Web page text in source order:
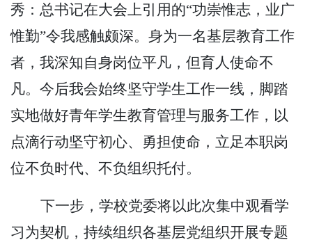
秀：总书记在大会上引用的“功崇惟志，业广
惟勤”令我感触颇深。身为一名基层教育工作
者，我深知自身岗位平凡，但育人使命不
凡。今后我会始终坚守学生工作一线，脚踏
实地做好青年学生教育管理与服务工作，以
点滴行动坚守初心、勇担使命，立足本职岗
位不负时代、不负组织托付。
下一步，学校党委将以此次集中观看学
习为契机，持续组织各基层党组织开展专题